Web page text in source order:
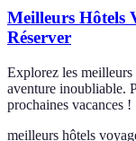
Meilleurs Hôtels
Réserver
Explorez les
aventure inoubliable.
prochaines vacances !
meilleurs hôtels